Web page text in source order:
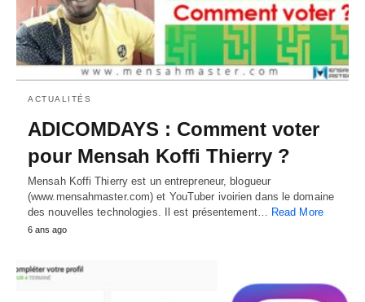
ACTUALITÉS
ADICOMDAYS : Comment voter
pour Mensah Koffi Thierry ?
Mensah Koffi Thierry est un entrepreneur, blogueur
(www.mensahmaster.com) et YouTuber ivoirien dans le domaine
des nouvelles technologies. Il est présentement…
Read More
6 ans ago